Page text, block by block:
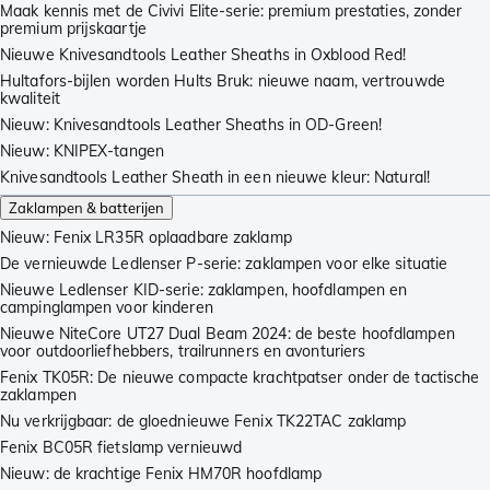
Maak kennis met de Civivi Elite-serie: premium prestaties, zonder
premium prijskaartje
Nieuwe Knivesandtools Leather Sheaths in Oxblood Red!
Hultafors-bijlen worden Hults Bruk: nieuwe naam, vertrouwde
kwaliteit
Nieuw: Knivesandtools Leather Sheaths in OD-Green!
Nieuw: KNIPEX-tangen
Knivesandtools Leather Sheath in een nieuwe kleur: Natural!
Zaklampen & batterijen
Nieuw: Fenix LR35R oplaadbare zaklamp
De vernieuwde Ledlenser P-serie: zaklampen voor elke situatie
Nieuwe Ledlenser KID-serie: zaklampen, hoofdlampen en
campinglampen voor kinderen
Nieuwe NiteCore UT27 Dual Beam 2024: de beste hoofdlampen
voor outdoorliefhebbers, trailrunners en avonturiers
Fenix TK05R: De nieuwe compacte krachtpatser onder de tactische
zaklampen
Nu verkrijgbaar: de gloednieuwe Fenix TK22TAC zaklamp
Fenix BC05R fietslamp vernieuwd
Nieuw: de krachtige Fenix HM70R hoofdlamp